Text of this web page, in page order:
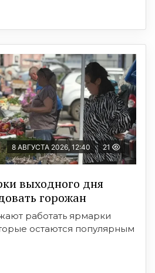
8 АВГУСТА 2026, 12:40 21
выходного дня
горожан
работать ярмарки
остаются популярным